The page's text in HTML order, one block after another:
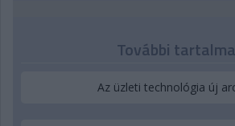
További
Az üzleti technológia új